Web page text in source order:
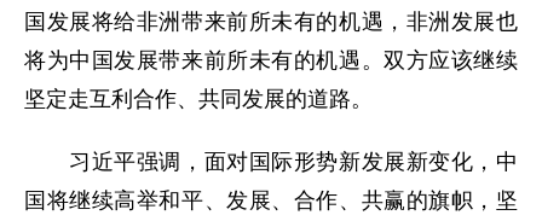
国发展将给非洲带来前所未有的机遇，非洲发展也
将为中国发展带来前所未有的机遇。双方应该继续
坚定走互利合作、共同发展的道路。
习近平强调，面对国际形势新发展新变化，中
国将继续高举和平、发展、合作、共赢的旗帜，坚